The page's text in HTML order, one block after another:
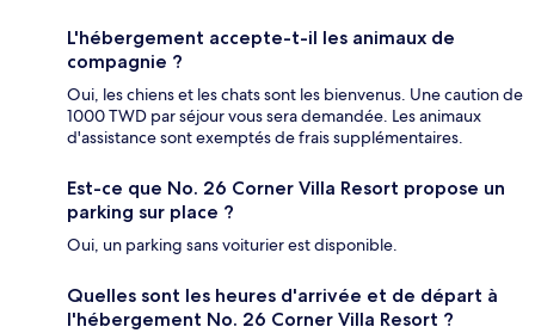
L'hébergement accepte-t-il les animaux de
compagnie ?
Oui, les chiens et les chats sont les bienvenus. Une caution de
1000 TWD par séjour vous sera demandée. Les animaux
d'assistance sont exemptés de frais supplémentaires.
Est-ce que No. 26 Corner Villa Resort propose un
parking sur place ?
Oui, un parking sans voiturier est disponible.
Quelles sont les heures d'arrivée et de départ à
l'hébergement No. 26 Corner Villa Resort ?